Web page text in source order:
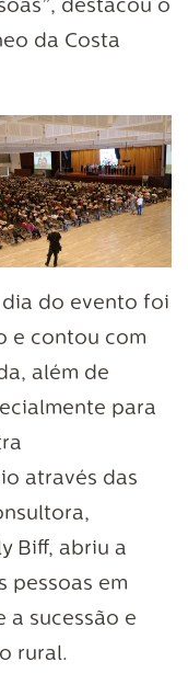
destacou o
da Costa
do evento foi
e contou com
além de
para
através das
Biff, abriu a
pessoas em
a sucessão e
rural.